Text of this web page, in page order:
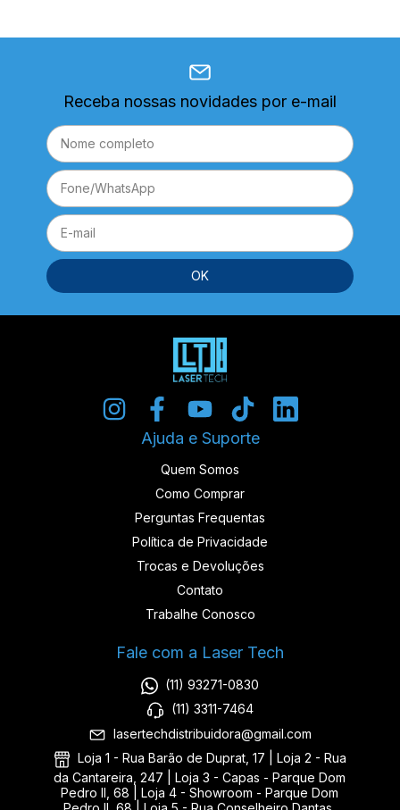
Receba nossas novidades por e-mail
Ajuda e Suporte
Quem Somos
Como Comprar
Perguntas Frequentas
Política de Privacidade
Trocas e Devoluções
Contato
Trabalhe Conosco
Fale com a Laser Tech
(11) 93271-0830
(11) 3311-7464
lasertechdistribuidora@gmail.com
Loja 1 - Rua Barão de Duprat, 17 | Loja 2 - Rua
da Cantareira, 247 | Loja 3 - Capas - Parque Dom
Pedro II, 68 | Loja 4 - Showroom - Parque Dom